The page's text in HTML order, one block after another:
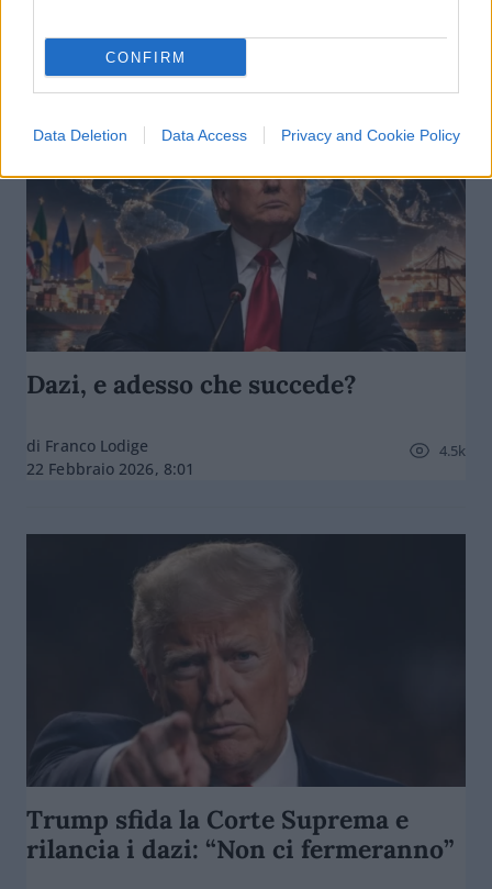
CONFIRM
Data Deletion Data Access Privacy and Cookie Policy
25 Febbraio 2026, 5:58
Dazi, e adesso che succede?
di Franco Lodige
22 Febbraio 2026, 8:01
4.5k
Trump sfida la Corte Suprema e
rilancia i dazi: “Non ci fermeranno”